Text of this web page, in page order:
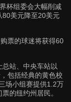
杯组委会大幅削减
美元降至20美元
票的球迷将获得60
站、中央车站以
包括经典的黄色校
场小组赛提供1.2万
的纽约州居民。